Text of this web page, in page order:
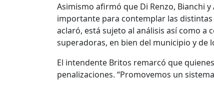
Asimismo afirmó que Di Renzo, Bianchi
importante para contemplar las
aclaró, está sujeto al análisis así como
superadoras, en bien del municipio y de
El intendente Britos remarcó que
penalizaciones. “Promovemos un